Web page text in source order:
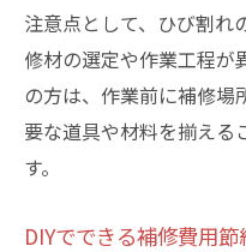
注意点として、ひび割れ
修材の選定や作業工程が
の方は、作業前に補修
要な道具や材料を揃える
す。
DIYでできる補修費用